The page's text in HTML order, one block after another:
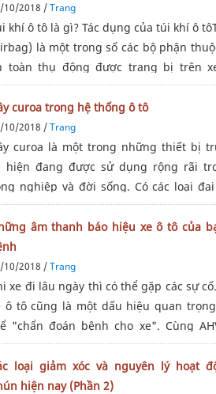
10/2018 /Trang
khí ô tô là gì? Tác dụng của túi khí ô
là một trong số các bộ phận
toàn thụ động được trang bị trên
túi khí trên ô tô sẽ tự động được
có va chạm đối với
curoa trong hệ thống ô tô
10/2018 /Trang
curoa là một trong những thiết bị
hiện đang được sử dụng rộng rãi
nghiệp và đời sống. Có các loại
đai thang, dây đai răng, dây đai phi
dẹt…Dây curoa là một phụ
âm thanh báo hiệu xe ô tô của
10/2018 /Trang
xe đi lâu ngày thì có thể gặp các sự
ô tô cũng là một dấu hiệu quan
"chẩn đoán bệnh cho xe". Cùng
dưới đây nhé!1 Âm thanh như
động xe và bạn nghe được
loại giảm xóc và nguyên lý hoạt
hiện nay (Phần 2)